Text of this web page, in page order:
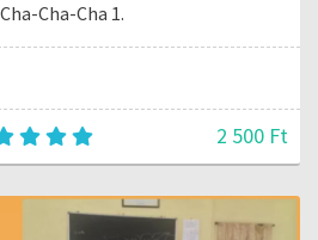
Cha-Cha 1.
2 500 Ft